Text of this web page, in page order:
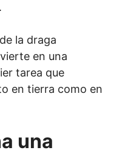
la draga
en una
tarea que
en tierra como en
una